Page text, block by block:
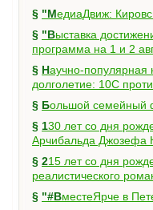
§
"МедиаДвиж:
§ "Выставка достижений: Кировский": культурная
программа на 1 и 2
§ Научно-популярная книга. Ольга Шестова "Красивое
долголетие: 10C
§
Большой семейный
§ 130 лет со дня рождения шотландского писателя и врача
Арчибальда Джозефа
§ 215 лет со дня рождения английского писателя, мастера
реалистического
§
"#ВместеЯрче в